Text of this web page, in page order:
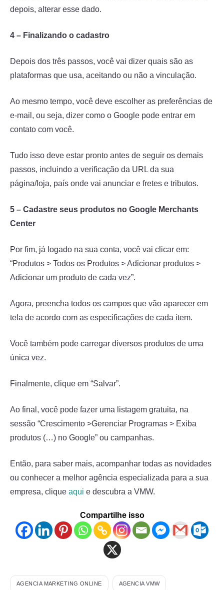
depois, alterar esse dado.
4 – Finalizando o cadastro
Depois dos três passos, você vai dizer quais são as
plataformas que usa, aceitando ou não a vinculação.
Ao mesmo tempo, você deve escolher as preferências de
e-mail, ou seja, dizer como o Google pode entrar em
contato com você.
Tudo isso deve estar pronto antes de seguir os demais
passos, incluindo a verificação da URL da sua
página/loja, país onde vai anunciar e fretes e tributos.
5 – Cadastre seus produtos no Google Merchants
Center
Por fim, já logado na sua conta, você vai clicar em:
“Produtos > Todos os Produtos > Adicionar produtos >
Adicionar um produto de cada vez”.
Agora, preencha todos os campos que vão aparecer em
tela de acordo com as especificações de cada item.
Você também pode carregar diversos produtos de uma
única vez.
Finalmente, clique em “Salvar”.
Ao final, você pode fazer uma listagem gratuita, na
sessão “Crescimento >Gerenciar Programas > Exiba
produtos (…) no Google” ou campanhas.
Então, para saber mais, acompanhar todas as novidades
ou conhecer a melhor agência especializada para a sua
empresa, clique aqui e descubra a VMW.
Compartilhe isso
AGENCIA MARKETING ONLINE AGENCIA VMW